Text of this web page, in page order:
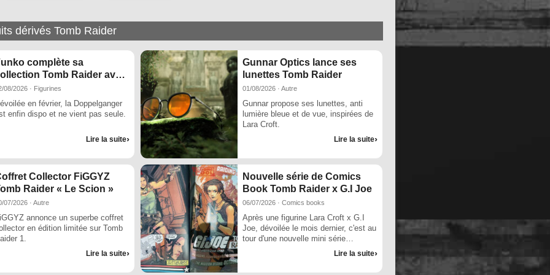
dérivés Tomb Raider
complète sa
Tomb Raider avec
nouvelles Pop! Lara Croft
08/2026 · Figurines
en février, la Doppelganger
enfin dispo et ne vient pas seule.
Lire la suite
Gunnar Optics lance ses
lunettes Tomb Raider
01/08/2026 · Autre
Gunnar propose ses lunettes, anti
lumière bleue et de vue, inspirées de
Lara Croft.
Lire la suite
Collector FiGGYZ
Raider « Le Scion »
07/2026 · Autre
annonce un superbe coffret
en édition limitée sur Tomb
1.
Lire la suite
Nouvelle série de Comics
Book Tomb Raider x G.I Joe
06/07/2026 · Comics books
Après une figurine Lara Croft x G.I
Joe, dévoilée le mois dernier, c'est au
tour d'une nouvelle mini série
exclusive de comics d'êtreLire la suite